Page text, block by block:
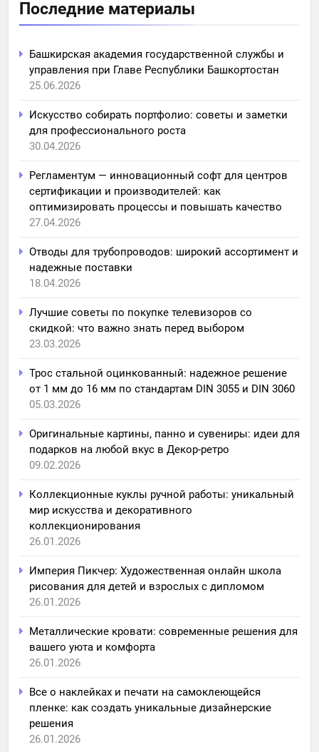
Последние материалы
Башкирская академия государственной службы и
управления при Главе Республики Башкортостан
25.06.2026
Искусство собирать портфолио: советы и заметки
для профессионального роста
30.04.2026
Регламентум — инновационный софт для центров
сертификации и производителей: как
оптимизировать процессы и повышать качество
27.04.2026
Отводы для трубопроводов: широкий ассортимент и
надежные поставки
18.04.2026
Лучшие советы по покупке телевизоров со
скидкой: что важно знать перед выбором
23.03.2026
Трос стальной оцинкованный: надежное решение
от 1 мм до 16 мм по стандартам DIN 3055 и DIN 3060
05.03.2026
Оригинальные картины, панно и сувениры: идеи для
подарков на любой вкус в Декор-ретро
09.02.2026
Коллекционные куклы ручной работы: уникальный
мир искусства и декоративного
коллекционирования
26.01.2026
Империя Пикчер: Художественная онлайн школа
рисования для детей и взрослых с дипломом
26.01.2026
Металлические кровати: современные решения для
вашего уюта и комфорта
26.01.2026
Все о наклейках и печати на самоклеющейся
пленке: как создать уникальные дизайнерские
решения
26.01.2026